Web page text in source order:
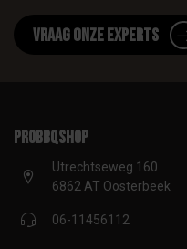
Vraag onze experts
proBBQshop
Utrechtseweg 160
6862 AT Oosterbeek
06-11456112